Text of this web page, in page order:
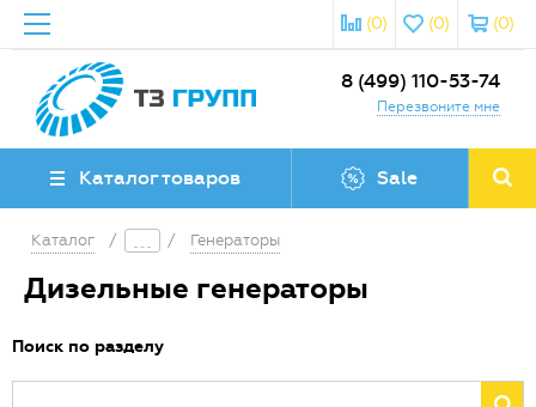
(0)
(0)
(0)
8 (499) 110-53-74
Перезвоните мне
Каталог товаров Sale
Каталог / / Генераторы
Дизельные генераторы
Поиск по разделу